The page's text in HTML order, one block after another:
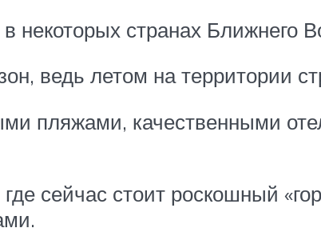
некоторых странах Ближнего
ведь летом на территории
пляжами, качественными
сейчас стоит роскошный